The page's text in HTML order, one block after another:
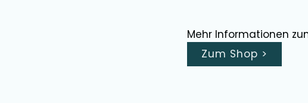
Mehr Informationen
Zum Shop >